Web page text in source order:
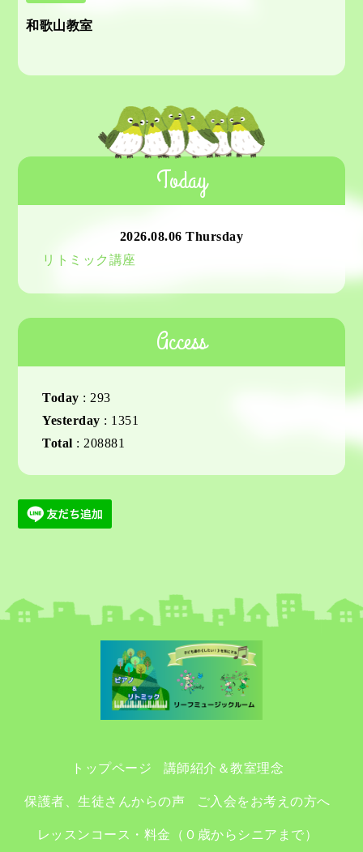
和歌山教室
Today
2026.08.06 Thursday
リトミック講座
Access
Today : 293
Yesterday : 1351
Total : 208881
トップページ 講師紹介＆教室理念
保護者、生徒さんからの声 ご入会をお考えの方へ
レッスンコース・料金（０歳からシニアまで）